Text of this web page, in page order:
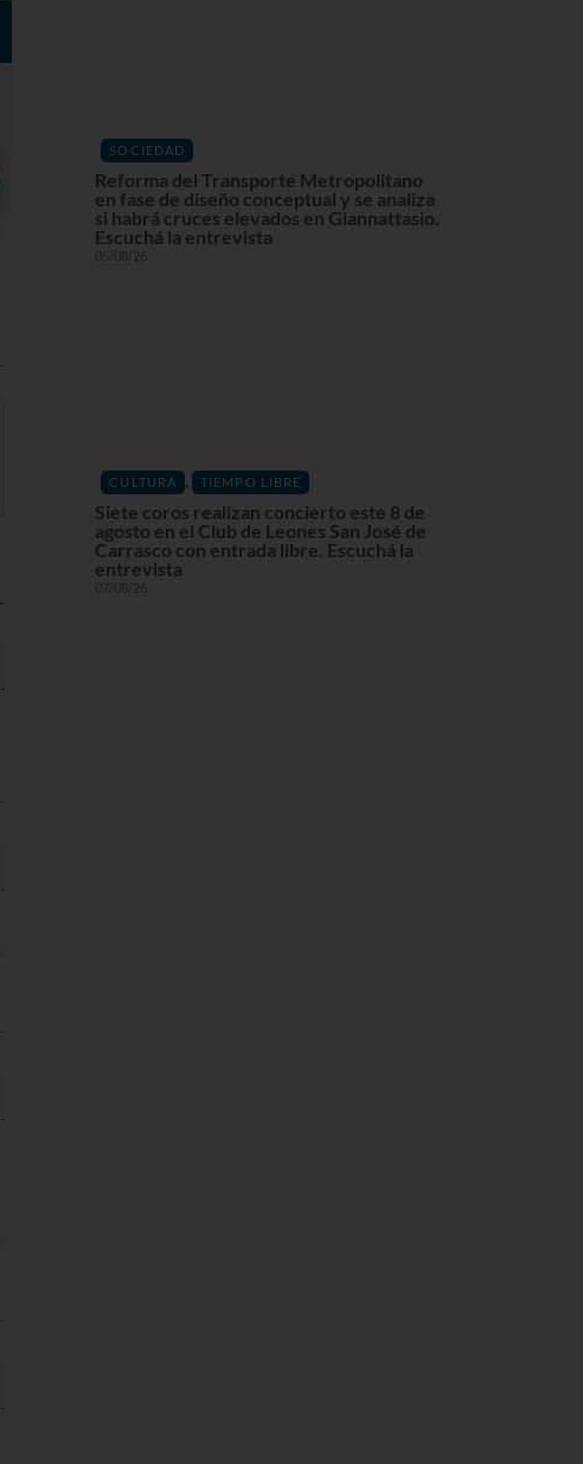
SOCIEDAD
Reforma del Transporte Metropolitano
en fase de diseño conceptual y se analiza
si habrá cruces elevados en Giannattasio.
Escuchá la entrevista
05/08/26
CULTURA , TIEMPO LIBRE
Siete coros realizan concierto este 8 de
agosto en el Club de Leones San José de
Carrasco con entrada libre. Escuchá la
entrevista
07/08/26